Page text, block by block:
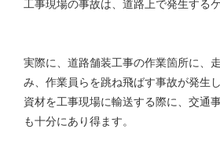
工事現場の事故は、道路上で発生する
実際に、道路舗装工事の作業箇所に、
み、作業員らを跳ね飛ばす事故が発生
資材を工事現場に輸送する際に、交通
も十分にあり得ます。